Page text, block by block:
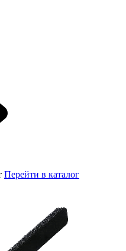
Перейти в каталог